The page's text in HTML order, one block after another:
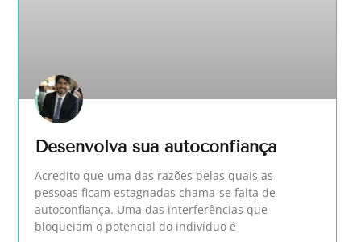
Desenvolva sua autoconfiança
Acredito que uma das razões pelas quais as
pessoas ficam estagnadas chama-se falta de
autoconfiança. Uma das interferências que
bloqueiam o potencial do indivíduo é